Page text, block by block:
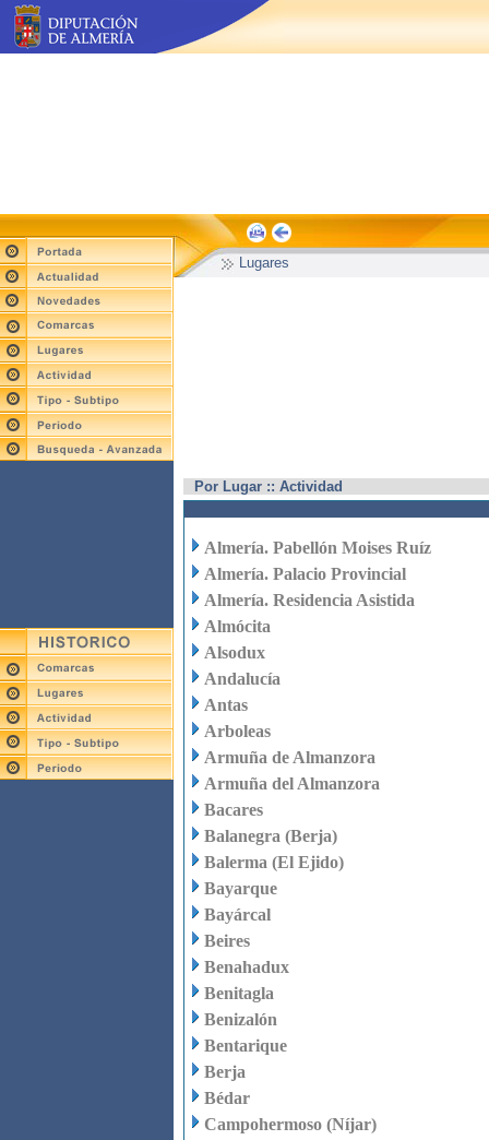
Lugares
Por Lugar :: Actividad
Almería. Pabellón Moises Ruíz
Almería. Palacio Provincial
Almería. Residencia Asistida
Almócita
Alsodux
Andalucía
Antas
Arboleas
Armuña de Almanzora
Armuña del Almanzora
Bacares
Balanegra (Berja)
Balerma (El Ejido)
Bayarque
Bayárcal
Beires
Benahadux
Benitagla
Benizalón
Bentarique
Berja
Bédar
Campohermoso (Níjar)